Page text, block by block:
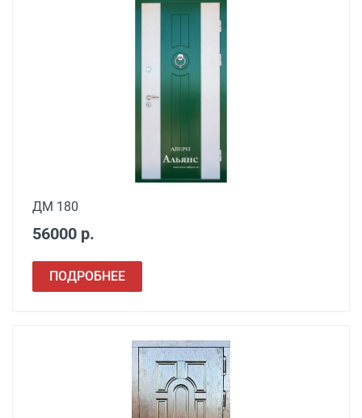
ДМ 180
56000 р.
ПОДРОБНЕЕ